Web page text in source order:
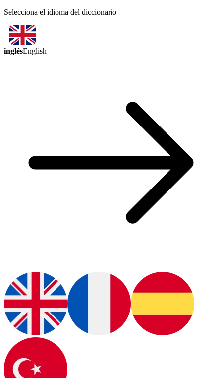
Selecciona el idioma del diccionario
inglésEnglish